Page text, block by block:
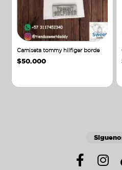
Camiseta tommy hilfiger borde
$50.000